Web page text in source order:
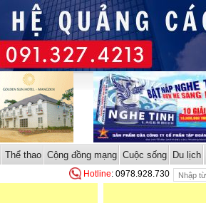
Thể thao Cộng đồng mạng Cuộc sống Du lịch
Hotline: 0978.928.730